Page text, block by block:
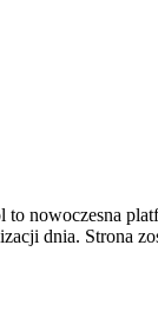
nowoczesna
dnia. Strona